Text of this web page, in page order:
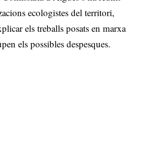
ecologistes del territori,
els treballs posats en marxa
els possibles despesques.